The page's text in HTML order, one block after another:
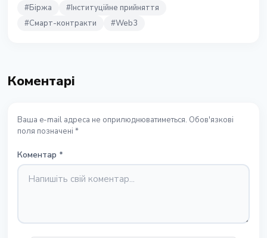
#Біржа #Інституційне прийняття
#Смарт-контракти #Web3
Коментарі
Ваша e-mail адреса не оприлюднюватиметься. Обов'язкові
поля позначені *
Коментар *